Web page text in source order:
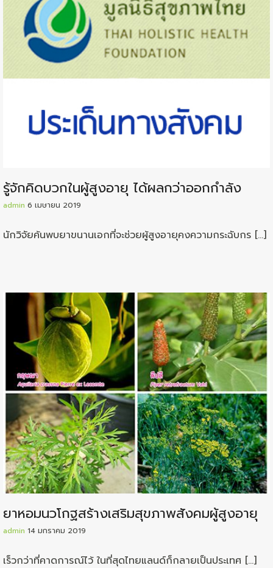
รู้จักคิดบวกในผู้สูงอายุ ได้ผลกว่าออกกำลัง
admin 6 เมษายน 2019
นักวิจัยค้นพบยาขนานเอกที่จะช่วยผู้สูงอายุคงความกระฉับกร […]
ยาหอมนวโกฐสร้างเสริมสุขภาพสังคมผู้สูงอายุ
admin 14 มกราคม 2019
เร็วกว่าที่คาดการณ์ไว้ ในที่สุดไทยแลนด์ก็กลายเป็นประเทศ […]